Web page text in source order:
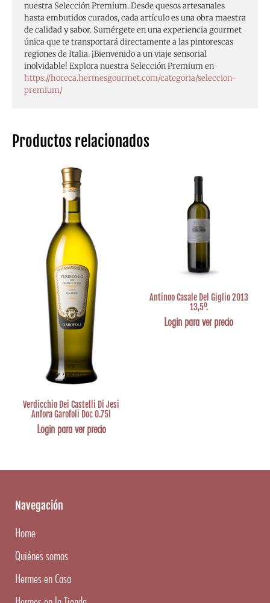
Productos relacionados
Verdicchio Dei Castelli Di Jesi
Anfora Garofoli Doc 0.75l
Login para ver precio
Antinoo Casale Del Giglio 2013
13,5º.
Login para ver precio
nuestra Selección Premium. Desde quesos artesanales
hasta embutidos curados, cada artículo es una obra maestra
de calidad y sabor. Sumérgete en una experiencia gourmet
única que te transportará directamente a las pintorescas
regiones de Italia. ¡Bienvenido a un viaje sensorial
inolvidable! Explora nuestra Selección Premium en
https://horeca.hermesgourmet.com/categoria/seleccion-
premium/
Navegación
Home
Quiénes somos
Hermes en Casa